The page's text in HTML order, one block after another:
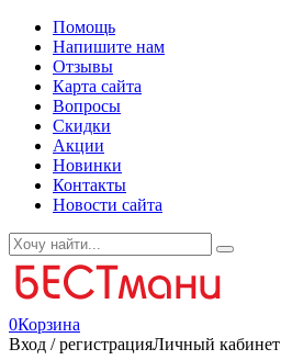
Помощь
Напишите нам
Отзывы
Карта сайта
Вопросы
Скидки
Акции
Новинки
Контакты
Новости сайта
0Корзина
Вход / регистрацияЛичный кабинет